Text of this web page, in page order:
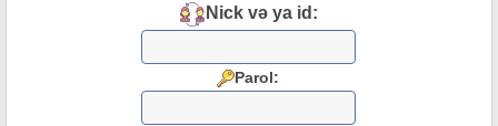
Nick və ya id:
Parol: